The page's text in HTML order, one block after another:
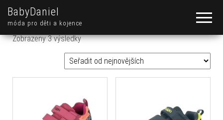
BabyDaniel
móda pro děti a kojence
Zobrazeny 3 výsledkySeřazeno od nejnovějších